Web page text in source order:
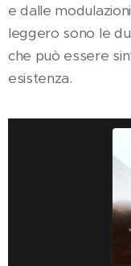
e dalle
leggero sono le
che può essere
esistenza.